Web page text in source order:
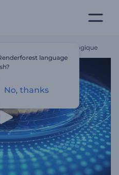
- Impulsion Technologique
language
No, thanks